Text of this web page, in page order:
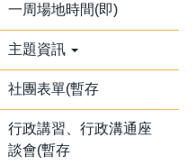
一周場地時間(即)
主題資訊
社團表單(暫存
行政講習、行政溝通座
談會(暫存